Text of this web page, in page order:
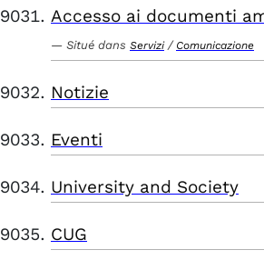
Accesso ai documenti
Situé dans Servizi / Comunicazione
Notizie
Eventi
University and Society
CUG